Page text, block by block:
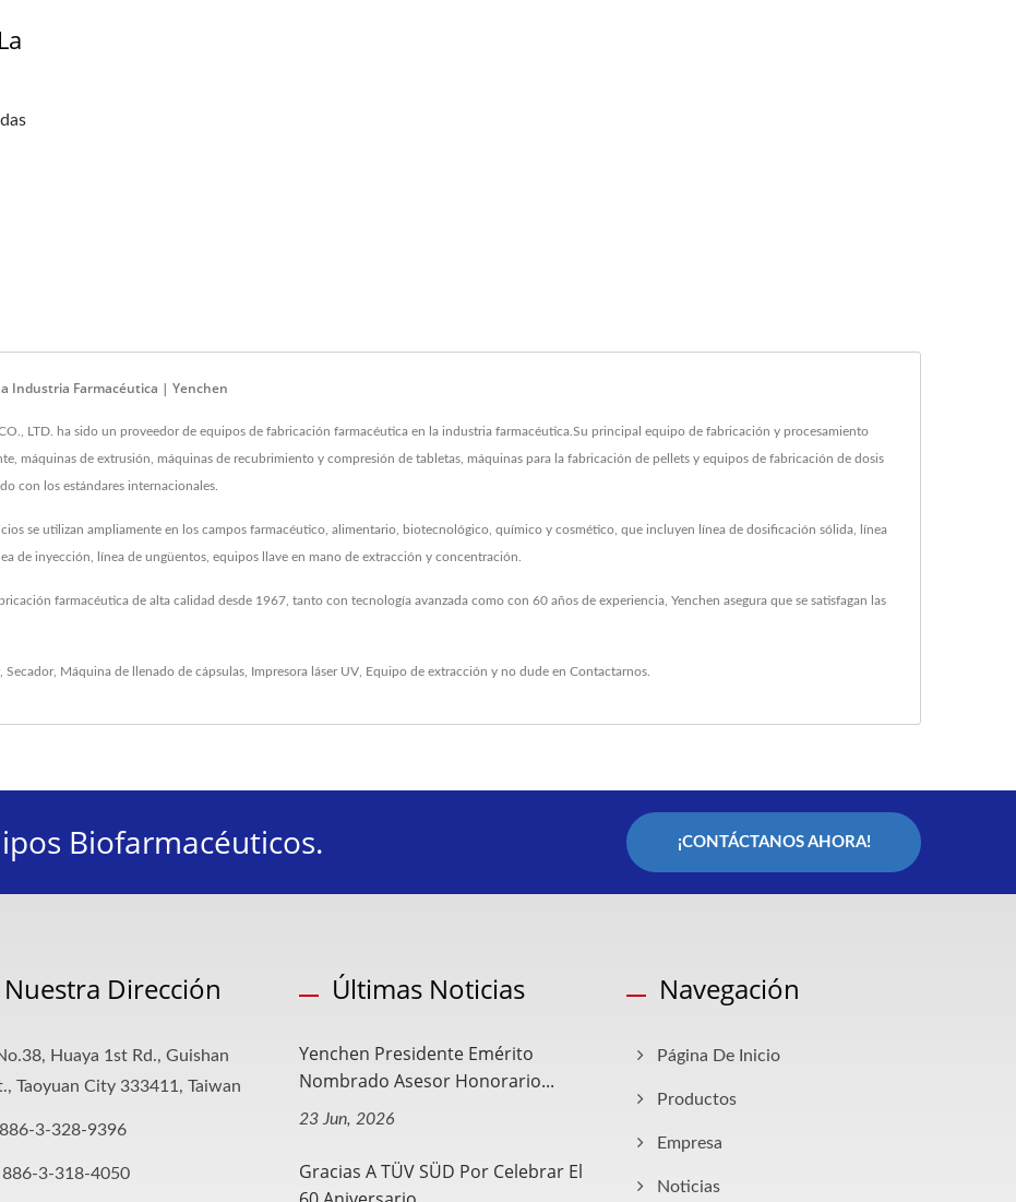
Industria Farmacéutica | Yenchen
LTD. ha sido un proveedor de equipos de fabricación farmacéutica en la industria farmacéutica.Su principal equipo de fabricación y procesamiento
máquinas de extrusión, máquinas de recubrimiento y compresión de tabletas, máquinas para la fabricación de pellets y equipos de fabricación de dosis
con los estándares internacionales.
se utilizan ampliamente en los campos farmacéutico, alimentario, biotecnológico, químico y cosmético, que incluyen línea de dosificación sólida, línea
de inyección, línea de ungüentos, equipos llave en mano de extracción y concentración.
farmacéutica de alta calidad desde 1967, tanto con tecnología avanzada como con 60 años de experiencia, Yenchen asegura que se satisfagan las
, Secador, Máquina de llenado de cápsulas Impresora láser UV Equipo de extracción y no dude en Contactarnos
Biofarmacéuticos. ¡CONTÁCTANOS AHORA!
Nuestra Dirección
Huaya 1st Rd., Guishan
Taoyuan City 333411, Taiwan
886-3-328-9396
886-3-318-4050
Últimas Noticias
Yenchen Presidente Emérito
Nombrado Asesor Honorario...
23 Jun, 2026
Gracias A TÜV SÜD Por Celebrar El
Navegación
Página De Inicio
Productos
Empresa
Noticias